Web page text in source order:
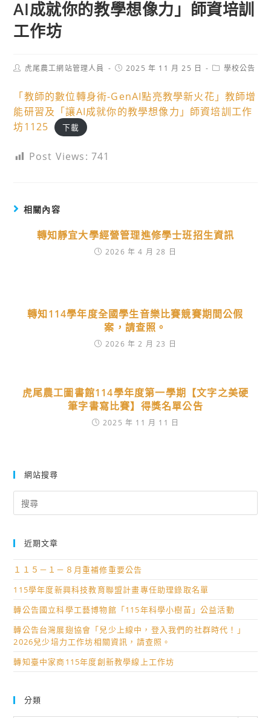
AI成就你的教學想像力」師資培訓
工作坊
Post虎尾農工網站管理人員
Post2025 年 11 月 25 日
Post學校公告
「教師的數位轉身術-GenAI點亮教學新火花」教師增
能研習及「讓AI成就你的教學想像力」師資培訓工作
坊1125
下載
Post Views: 741
相關內容
轉知靜宜大學經營管理進修學士班招生資訊
2026 年 4 月 28 日
轉知114學年度全國學生音樂比賽競賽期間公假
案，請查照。
2026 年 2 月 23 日
虎尾農工圖書館114學年度第一學期【文字之美硬
筆字書寫比賽】得獎名單公告
2025 年 11 月 11 日
網站搜尋
for:
近期文章
１１５－１－８月重補修重要公告
115學年度新興科技教育聯盟計畫專任助理錄取名單
轉公告國立科學工藝博物館「115年科學小樹苗」公益活動
轉公告台灣展翅協會「兒少上線中，登入我們的社群時代！」
2026兒少培力工作坊相關資訊，請查照。
轉知臺中家商115年度創新教學線上工作坊
分類